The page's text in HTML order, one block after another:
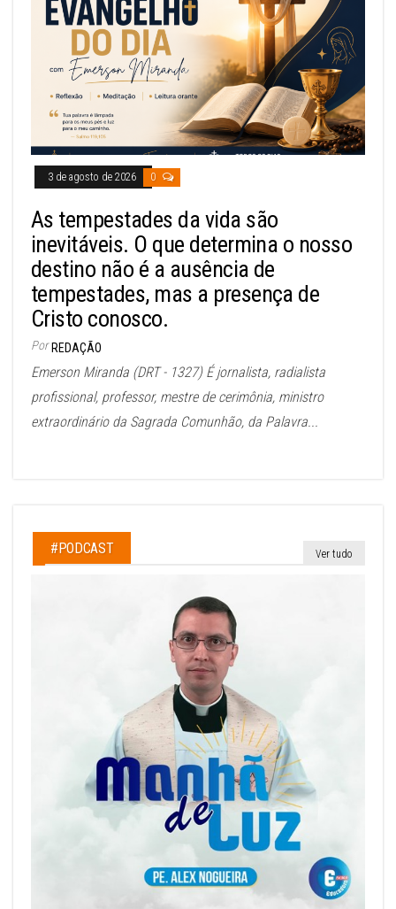
3 de agosto de 2026 0
As tempestades da vida são
inevitáveis. O que determina o nosso
destino não é a ausência de
tempestades, mas a presença de
Cristo conosco.
Por REDAÇÃO
Emerson Miranda (DRT - 1327) É jornalista, radialista
profissional, professor, mestre de cerimônia, ministro
extraordinário da Sagrada Comunhão, da Palavra...
#PODCAST Ver tudo